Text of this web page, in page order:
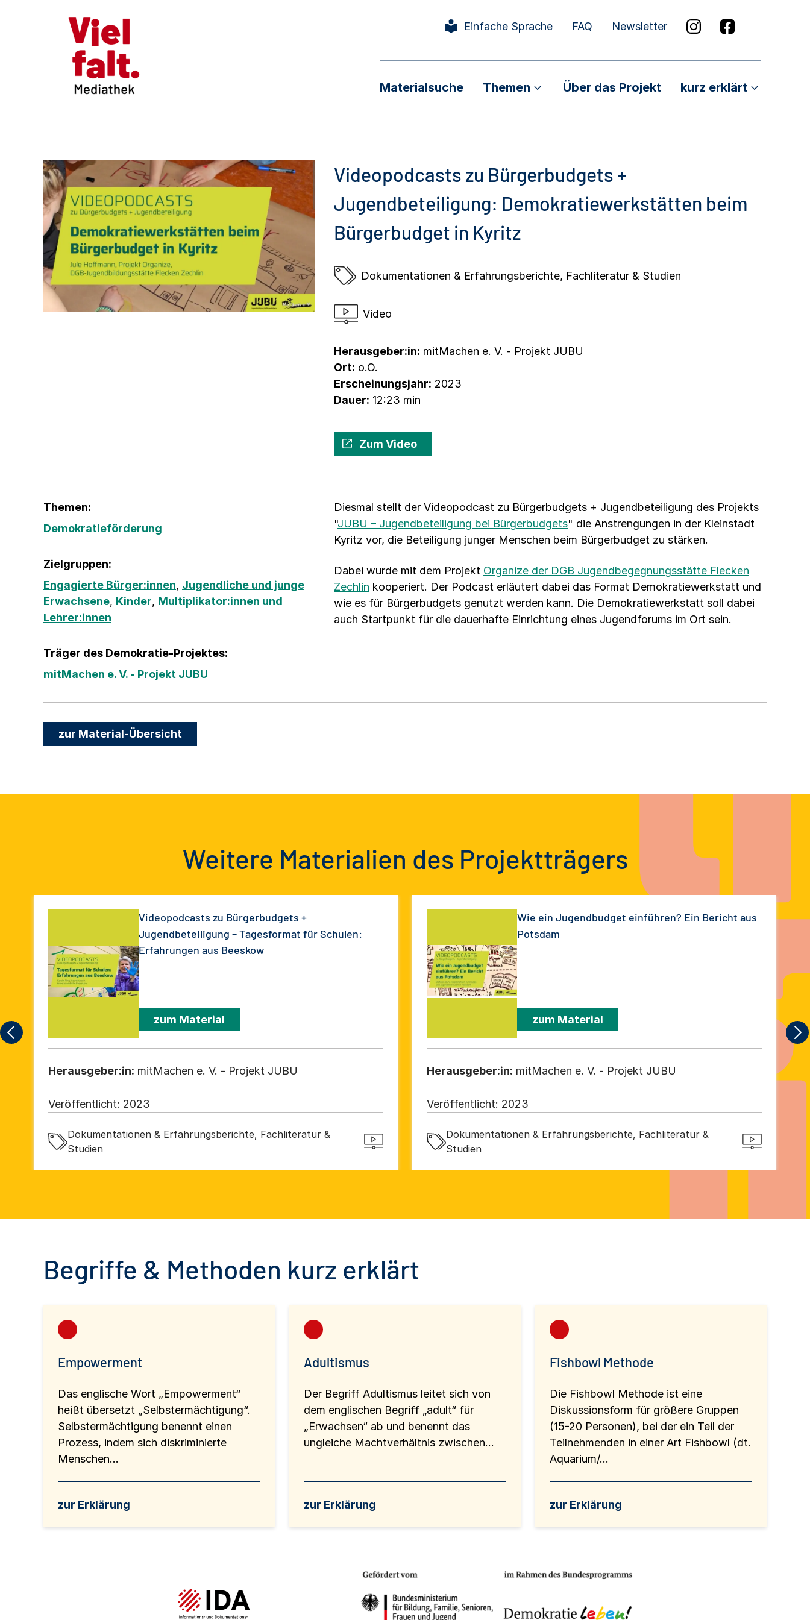
Einfache Sprache FAQ Newsletter
Materialsuche Themen Über das Projekt kurz erklärt
Videopodcasts zu Bürgerbudgets +
Jugendbeteiligung: Demokratiewerkstätten beim
Bürgerbudget in Kyritz
Dokumentationen & Erfahrungsberichte, Fachliteratur & Studien
Video
Herausgeber:in: mitMachen e. V. - Projekt JUBU
Ort: o.O.
Erscheinungsjahr: 2023
Dauer: 12:23 min
Zum Video
Themen:
Demokratieförderung
Zielgruppen:
Engagierte Bürger:innen, Jugendliche und junge
Erwachsene, Kinder, Multiplikator:innen und
Lehrer:innen
Träger des Demokratie-Projektes:
mitMachen e. V. - Projekt JUBU
Diesmal stellt der Videopodcast zu Bürgerbudgets + Jugendbeteiligung des Projekts
"JUBU – Jugendbeteiligung bei Bürgerbudgets" die Anstrengungen in der Kleinstadt
Kyritz vor, die Beteiligung junger Menschen beim Bürgerbudget zu stärken.
Dabei wurde mit dem Projekt Organize der DGB Jugendbegegnungsstätte Flecken
Zechlin kooperiert. Der Podcast erläutert dabei das Format Demokratiewerkstatt und
wie es für Bürgerbudgets genutzt werden kann. Die Demokratiewerkstatt soll dabei
auch Startpunkt für die dauerhafte Einrichtung eines Jugendforums im Ort sein.
zur Material-Übersicht
Weitere Materialien des Projektträgers
Videopodcasts zu Bürgerbudgets +
Jugendbeteiligung – Tagesformat für Schulen:
Erfahrungen aus Beeskow
zum Material
Herausgeber:in: mitMachen e. V. - Projekt JUBU
Veröffentlicht: 2023
Dokumentationen & Erfahrungsberichte, Fachliteratur &
Studien
Wie ein Jugendbudget einführen? Ein Bericht aus
Potsdam
zum Material
Herausgeber:in: mitMachen e. V. - Projekt JUBU
Veröffentlicht: 2023
Dokumentationen & Erfahrungsberichte, Fachliteratur &
Studien
Begriffe & Methoden kurz erklärt
Empowerment
Das englische Wort „Empowerment“
heißt übersetzt „Selbstermächtigung“.
Selbstermächtigung benennt einen
Prozess, indem sich diskriminierte
Menschen...
zur Erklärung
Adultismus
Der Begriff Adultismus leitet sich von
dem englischen Begriff „adult“ für
„Erwachsen“ ab und benennt das
ungleiche Machtverhältnis zwischen...
zur Erklärung
Fishbowl Methode
Die Fishbowl Methode ist eine
Diskussionsform für größere Gruppen
(15-20 Personen), bei der ein Teil der
Teilnehmenden in einer Art Fishbowl (dt.
Aquarium/...
zur Erklärung